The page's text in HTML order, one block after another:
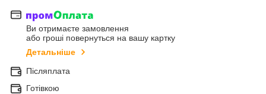
Ви отримаєте замовлення
або гроші повернуться на вашу картку
Детальніше
Післяплата
Готівкою